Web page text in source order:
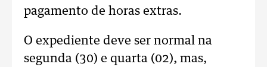
pagamento de horas extras.
O expediente deve ser normal na
segunda (30) e quarta (02), mas,